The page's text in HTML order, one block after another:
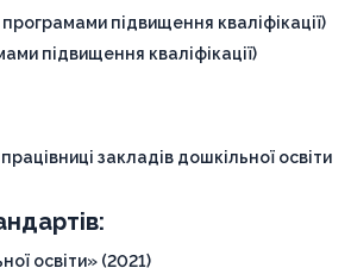
підвищення кваліфікації)
підвищення кваліфікації)
закладів дошкільної освіти
освіти» (2021)